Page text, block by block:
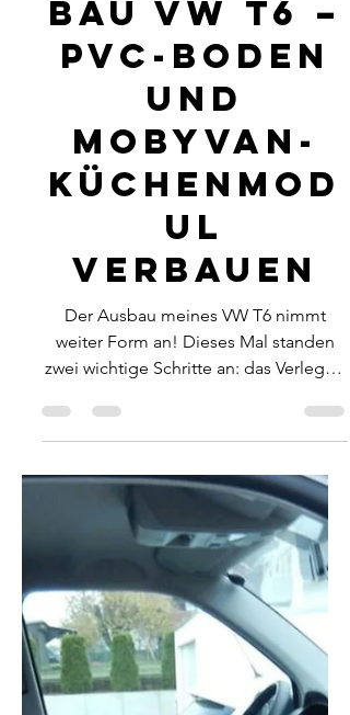
Camperaus
bau VW T6 –
PVC-Boden
und
Mobyvan-
Küchenmod
ul
verbauen
Der Ausbau meines VW T6 nimmt
zwei wichtige Schritte an: das Verlegen
des PVC-Bodens und der Einbau...